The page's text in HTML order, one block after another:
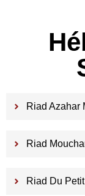
Riad Azahar
Riad
Riad Du